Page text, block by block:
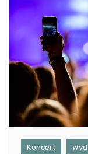
Koncert